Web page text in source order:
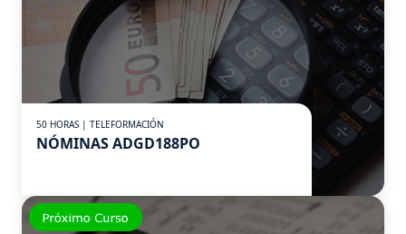
50 HORAS | TELEFORMACIÓN
NÓMINAS ADGD188PO